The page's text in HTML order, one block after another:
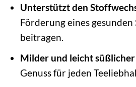
Unterstützt den
Förderung eines
beitragen.
Milder und leicht süßlicher
Genuss für jeden